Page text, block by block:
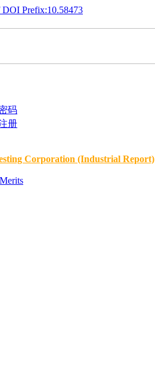
DOI Prefix:10.58473
码
册
Corporation (Industrial Report)